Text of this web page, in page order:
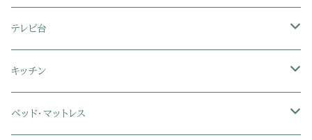
フロアソファ・ローソファ
ソファベッド
カウチソファ・コーナーソファ
リクライニング座椅子
肘付き座椅子
座椅子カバー
本棚・書棚
衣類・タンス・チェスト
ハンガーラック
ドレッサー・鏡台
ミラー・スタンドミラー
テレビ台
壁面収納・ハイタイプテレビ台
ミドルタイプテレビ台
キッチン
食器棚・キッチンボード
ベッド・マットレス